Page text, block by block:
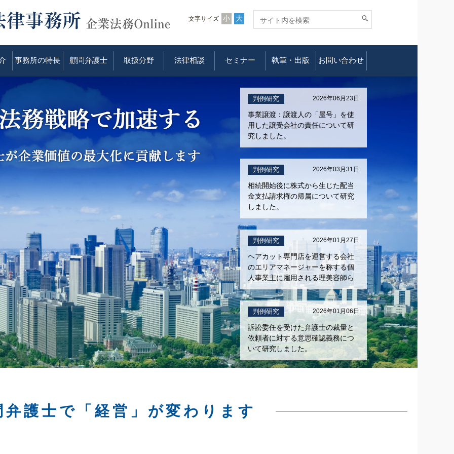
文字サイズ 小 大
事務所の特長 顧問弁護士 取扱分野 法律相談 セミナー 執筆・出版 お問い合わせ
判例研究 2026年06月23日
事業譲渡：譲渡人の「屋号」を使
用した譲受会社の責任について研
究しました。
判例研究 2026年03月31日
相続開始後に株式から生じた配当
金支払請求権の帰属について研究
しました。
判例研究 2026年01月27日
ヘアカット専門店を運営する会社
のエリアマネージャーを称する個
人事業主に雇用される理美容師ら
判例研究 2026年01月06日
訴訟委任を受けた弁護士の裁量と
依頼者に対する意思確認義務につ
いて研究しました。
弁護士で「経営」が変わります